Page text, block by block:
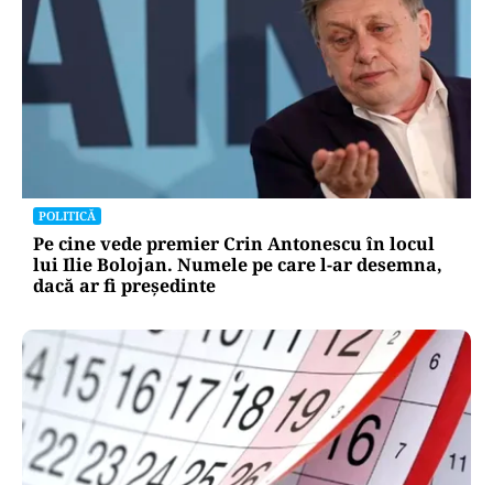
POLITICĂ
Pe cine vede premier Crin Antonescu în locul
lui Ilie Bolojan. Numele pe care l-ar desemna,
dacă ar fi președinte